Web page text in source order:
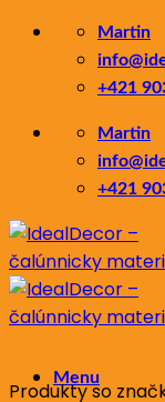
Skip
content
Martin
+421
Martin
+421
Menu
Produkty so